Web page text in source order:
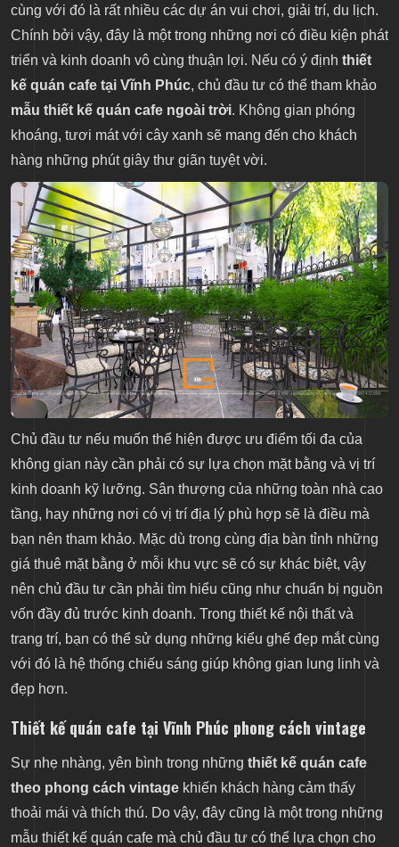
cùng với đó là rất nhiều các dự án vui chơi, giải trí, du lịch.
Chính bởi vậy, đây là một trong những nơi có điều kiện phát
triển và kinh doanh vô cùng thuận lợi. Nếu có ý định thiết
kế quán cafe tại Vĩnh Phúc, chủ đầu tư có thể tham khảo
mẫu thiết kế quán cafe ngoài trời. Không gian phóng
khoáng, tươi mát với cây xanh sẽ mang đến cho khách
hàng những phút giây thư giãn tuyệt vời.
Chủ đầu tư nếu muốn thể hiện được ưu điểm tối đa của
không gian này cần phải có sự lựa chọn mặt bằng và vị trí
kinh doanh kỹ lưỡng. Sân thượng của những toàn nhà cao
tầng, hay những nơi có vị trí địa lý phù hợp sẽ là điều mà
bạn nên tham khảo. Mặc dù trong cùng địa bàn tỉnh những
giá thuê mặt bằng ở mỗi khu vực sẽ có sự khác biệt, vậy
nên chủ đầu tư cần phải tìm hiểu cũng như chuẩn bị nguồn
vốn đầy đủ trước kinh doanh. Trong thiết kế nội thất và
trang trí, bạn có thể sử dụng những kiểu ghế đẹp mắt cùng
với đó là hệ thống chiếu sáng giúp không gian lung linh và
đẹp hơn.
Thiết kế quán cafe tại Vĩnh Phúc phong cách vintage
Sự nhẹ nhàng, yên bình trong những thiết kế quán cafe
theo phong cách vintage khiến khách hàng cảm thấy
thoải mái và thích thú. Do vậy, đây cũng là một trong những
mẫu thiết kế quán cafe mà chủ đầu tư có thể lựa chọn cho